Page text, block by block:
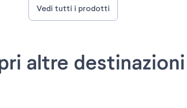
Vedi tutti i prodotti
altre destinazioni